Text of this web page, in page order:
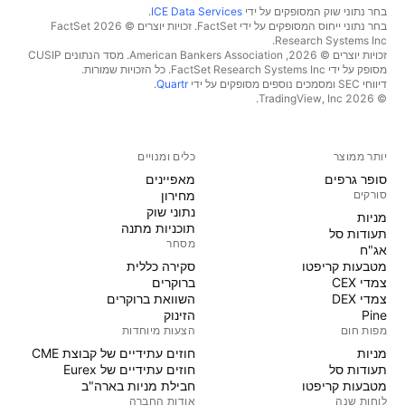
בחר נתוני שוק המסופקים על ידי ICE Data Services
.
בחר נתוני ייחוס המסופקים על ידי FactSet. זכויות יוצרים © 2026 ‏FactSet
Research Systems Inc.‏
זכויות יוצרים © 2026, ‏American Bankers Association. מסד הנתונים CUSIP
מסופק על ידי FactSet Research Systems Inc. כל הזכויות שמורות.
דיווחי SEC ומסמכים נוספים מסופקים על ידי
Quartr
.
© 2026 ‏TradingView, Inc.‏
יותר ממוצר
סופר גרפים
סורקים
מניות‏
תעודות סל
אג"ח
מטבעות קריפטו
צמדי CEX
צמדי DEX
Pine
מפות חום
מניות‏
תעודות סל
מטבעות קריפטו
לוחות שנה
כלים ומנויים
מאפיינים
מחירון
נתוני שוק
תוכניות מתנה
מסחר
סקירה כללית
ברוקרים
השוואת ברוקרים
הזינוק
הצעות מיוחדות
חוזים עתידיים של קבוצת CME
חוזים עתידיים של Eurex
חבילת מניות בארה"ב
אודות החברה